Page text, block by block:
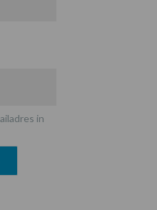
in